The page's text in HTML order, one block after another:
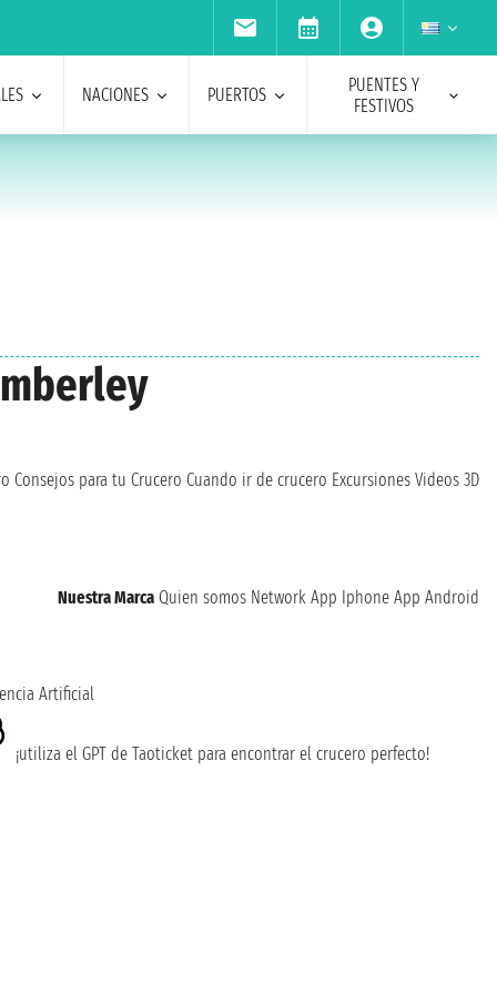
NACIONES PUERTOS
PUENTES Y
FESTIVOS
Consejos para tu Crucero Cuando ir de crucero Excursiones Videos 3D
Nuestra Marca Quien somos Network App Iphone App Android
Artificial
¡utiliza el GPT de Taoticket para encontrar el crucero perfecto!